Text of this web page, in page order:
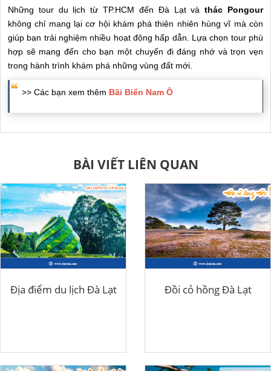
Những tour du lịch từ TP.HCM đến Đà Lạt vàthác Pongour
không chỉ mang lại cơ hội khám phá thiên nhiên hùng vĩ mà còn
giúp bạn trải nghiệm nhiều hoạt động hấp dẫn. Lựa chọn tour phù
hợp sẽ mang đến cho bạn một chuyến đi đáng nhớ và trọn vẹn
trong hành trình khám phá những vùng đất mới.
>> Các bạn xem thêm Bãi Biển Nam Ô
BÀI VIẾT LIÊN QUAN
Địa điểm du lịch Đà Lạt Đồi cỏ hồng Đà Lạt